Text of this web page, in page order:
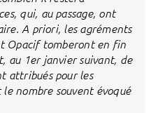
qui, au passage, ont
A priori, les agréments
Opacif tomberont en fin
au 1er janvier suivant, de
attribués pour les
nombre souvent évoqué